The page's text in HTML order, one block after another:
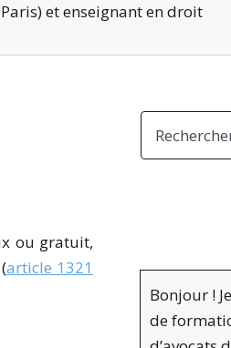
et enseignant en droit
ou gratuit,
(article 1321
Bonjour !
de